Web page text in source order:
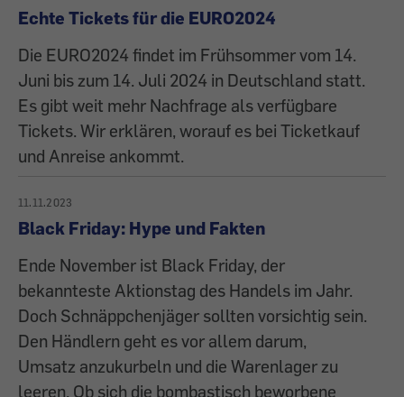
Echte Tickets für die EURO2024
Die EURO2024 findet im Frühsommer vom 14.
Juni bis zum 14. Juli 2024 in Deutschland statt.
Es gibt weit mehr Nachfrage als verfügbare
Tickets. Wir erklären, worauf es bei Ticketkauf
und Anreise ankommt.
11.11.2023
Black Friday: Hype und Fakten
Ende November ist Black Friday, der
bekannteste Aktionstag des Handels im Jahr.
Doch Schnäppchenjäger sollten vorsichtig sein.
Den Händlern geht es vor allem darum,
Umsatz anzukurbeln und die Warenlager zu
leeren. Ob sich die bombastisch beworbene